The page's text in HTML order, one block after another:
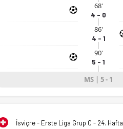
68'
4 - 0
86'
4 - 1
90'
5 - 1
MS | 5 - 1
İsviçre - Erste Liga Grup C - 24. Hafta